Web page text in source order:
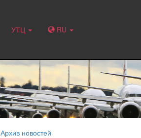
УТЦ RU
Архив новостей